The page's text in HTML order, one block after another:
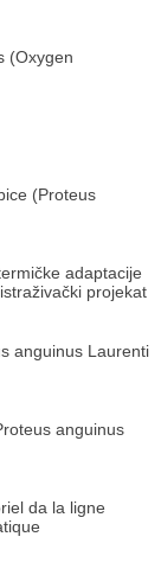
(Oxygen
(Proteus
adaptacije
projekat
anguinus Laurenti
anguinus
da la ligne